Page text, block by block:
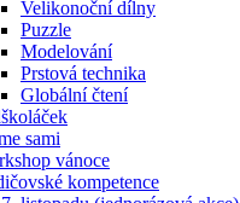
Velikonoční dílny
Puzzle
Modelování
Prstová technika
Globální čtení
sami
vánoce
kompetence